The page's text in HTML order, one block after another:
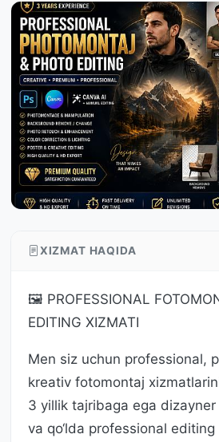
XIZMAT HAQIDA
🖼️ PROFESSIONAL
EDITING XIZMATI
Men siz uchun professional,
kreativ fotomontaj
3 yillik tajribaga ega
va qo‘lda professional